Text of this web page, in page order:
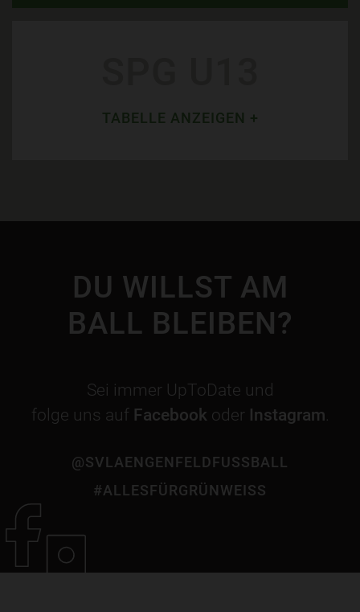
TABELLE ANZEIGEN +
DU WILLST AM
BALL BLEIBEN?
Sei immer UpToDate und
folge uns auf Facebook oder Instagram.
@SVLAENGENFELDFUSSBALL
#ALLESFÜRGRÜNWEISS